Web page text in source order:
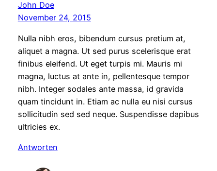
John Doe
November 24, 2015
Nulla nibh eros, bibendum cursus pretium at,
aliquet a magna. Ut sed purus scelerisque erat
finibus eleifend. Ut eget turpis mi. Mauris mi
magna, luctus at ante in, pellentesque tempor
nibh. Integer sodales ante massa, id gravida
quam tincidunt in. Etiam ac nulla eu nisi cursus
sollicitudin sed sed neque. Suspendisse dapibus
ultricies ex.
Antworten